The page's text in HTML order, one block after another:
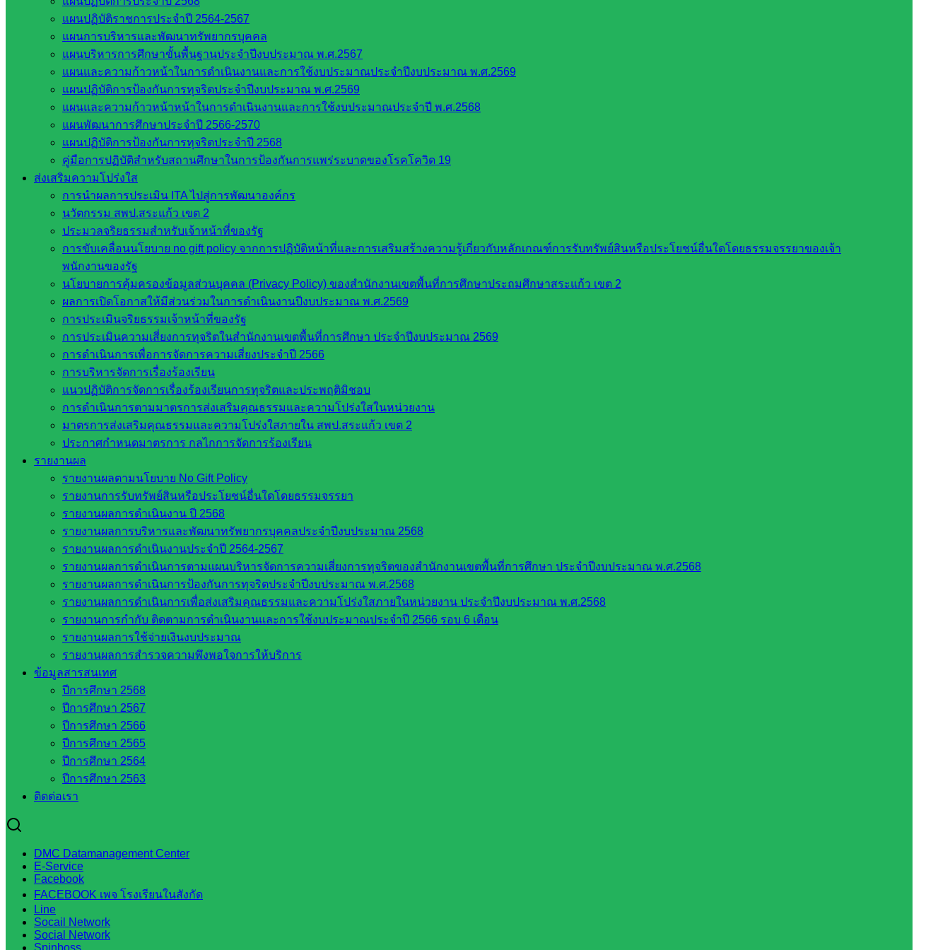
แผนปฏิบัติราชการประจำปี 2564-2567
แผนการบริหารและพัฒนาทรัพยากรบุคคล
แผนบริหารการศึกษาขั้นพื้นฐานประจำปีงบประมาณ พ.ศ.2567
แผนและความก้าวหน้าในการดำเนินงานและการใช้งบประมาณประจำปีงบประมาณ พ.ศ.2569
แผนปฏิบัติการป้องกันการทุจริตประจำปีงบประมาณ พ.ศ.2569
แผนและความก้าวหน้าหน้าในการดำเนินงานและการใช้งบประมาณประจำปี พ.ศ.2568
แผนพัฒนาการศึกษาประจำปี 2566-2570
แผนปฏิบัติการป้องกันการทุจริตประจำปี 2568
คู่มือการปฏิบัติสำหรับสถานศึกษาในการป้องกันการแพร่ระบาดของโรคโควิด 19
ส่งเสริมความโปร่งใส
การนำผลการประเมิน ITA ไปสู่การพัฒนาองค์กร
นวัตกรรม สพป.สระแก้ว เขต 2
ประมวลจริยธรรมสำหรับเจ้าหน้าที่ของรัฐ
การขับเคลื่อนนโยบาย no gift policy จากการปฏิบัติหน้าที่และการเสริมสร้างความรู้เกี่ยวกับหลักเกณฑ์การรับทรัพย์สินหรือประโยชน์อื่นใดโดยธรรมจรรยาของเจ้า
พนักงานของรัฐ
นโยบายการคุ้มครองข้อมูลส่วนบุคคล (Privacy Policy) ของสำนักงานเขตพื้นที่การศึกษาประถมศึกษาสระแก้ว เขต 2
ผลการเปิดโอกาสให้มีส่วนร่วมในการดำเนินงานปีงบประมาณ พ.ศ.2569
การประเมินจริยธรรมเจ้าหน้าที่ของรัฐ
การประเมินความเสี่ยงการทุจริตในสำนักงานเขตพื้นที่การศึกษา ประจำปีงบประมาณ 2569
การดำเนินการเพื่อการจัดการความเสี่ยงประจำปี 2566
การบริหารจัดการเรื่องร้องเรียน
แนวปฏิบัติการจัดการเรื่องร้องเรียนการทุจริตและประพฤติมิชอบ
การดำเนินการตามมาตรการส่งเสริมคุณธรรมและความโปร่งใสในหน่วยงาน
มาตรการส่งเสริมคุณธรรมและความโปร่งใสภายใน สพป.สระแก้ว เขต 2
ประกาศกำหนดมาตรการ กลไกการจัดการร้องเรียน
รายงานผล
รายงานผลตามนโยบาย No Gift Policy
รายงานการรับทรัพย์สินหรือประโยชน์อื่นใดโดยธรรมจรรยา
รายงานผลการดำเนินงาน ปี 2568
รายงานผลการบริหารและพัฒนาทรัพยากรบุคคลประจำปีงบประมาณ 2568
รายงานผลการดำเนินงานประจำปี 2564-2567
รายงานผลการดำเนินการตามแผนบริหารจัดการความเสี่ยงการทุจริตของสำนักงานเขตพื้นที่การศึกษา ประจำปีงบประมาณ พ.ศ.2568
รายงานผลการดำเนินการป้องกันการทุจริตประจำปีงบประมาณ พ.ศ.2568
รายงานผลการดำเนินการเพื่อส่งเสริมคุณธรรมและความโปร่งใสภายในหน่วยงาน ประจำปีงบประมาณ พ.ศ.2568
รายงานการกำกับ ติดตามการดำเนินงานและการใช้งบประมาณประจำปี 2566 รอบ 6 เดือน
รายงานผลการใช้จ่ายเงินงบประมาณ
รายงานผลการสำรวจความพึงพอใจการให้บริการ
ข้อมูลสารสนเทศ
ปีการศึกษา 2568
ปีการศึกษา 2567
ปีการศึกษา 2566
ปีการศึกษา 2565
ปีการศึกษา 2564
ปีการศึกษา 2563
ติดต่อเรา
DMC Datamanagement Center
E-Service
Facebook
FACEBOOK เพจ โรงเรียนในสังกัด
Line
Socail Network
Social Network
Spinboss
โรงเรียนประชาเกษตรพัฒนา
หน่วยงานที่เกี่ยวข้อง
กระทรวงศึกษาธิการ
กระทรวงการอุดมศึกษา
สำนักงานเลขาธิการสภาการศึกษา
สำนักงานคณะกรรมการการอาชีวศึกษา
สำนักงานคณะกรรมการการศึกษาขั้นพื้น
รายชื่อมหาวิทยาลัยในประเทศไทย
เว็บไซต์สำนักต่าง ๆ ใน สพฐ.
เว็บไซต์ สพม. ในสังกัด สพฐ.
เว็บไซต์ สพป. ในสังกัด สพฐ.
กรมบัญชีกลาง
สำนักงาน ส.ก.ส.ค
หน่วยงานในจังหวัดสระแก้ว
จังหวัดสระแก้ว
องค์การบริหารส่วนจังหวัดสระแก้ว
ศึกษาธิการจังหวัดสระแก้ว
สพป.สระแก้ว เขต 2
โรงเรียนในสังกัด สพป.สระแก้ว เขต 1
โรงเรียนในสังกัด สพป.สระแก้ว เขต 2
วิทยาลัยเทคนิคสระแก้ว
วิทยาลัยเทคนิควังน้ำเย็น
เว็บไซต์กลุ่มงานในสำนักงาน
กลุ่มอำนวยการ
กลุ่มบริหารงานงานเงินและสินทรัพย์
กลุ่มนโยบายและแผน
กลุ่มส่งเสริมการจัดการศึกษา
กลุ่มบริหารงานบุคคล
กลุ่มพัฒนาครูและบุคลากรฯ
กลุ่มนิเทศติดตามและประเมินผลฯ
เว็บไซต์หลักสูตรต้านทุจริต
ห้องนิเทศ ศน.นิพนธ์ พรมพิไล
เว็บไซต์ อ.ค.ก.ศ.เขตพื้นที่การศึกษา
ดาวน์โหลดเอกสาร
กลุ่มอำนวยการ